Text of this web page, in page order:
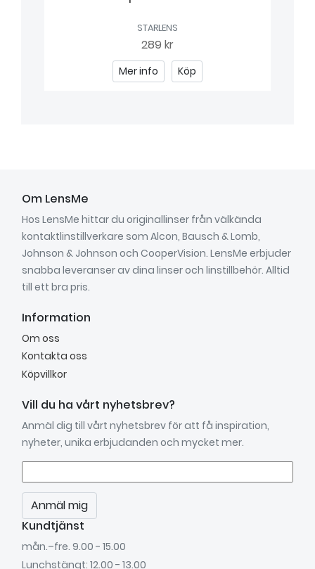
STARLENS
289 kr
Mer info Köp
Om LensMe
Hos LensMe hittar du originallinser från välkända
kontaktlinstillverkare som Alcon, Bausch & Lomb,
Johnson & Johnson och CooperVision. LensMe erbjuder
snabba leveranser av dina linser och linstillbehör. Alltid
till ett bra pris.
Information
Om oss
Kontakta oss
Köpvillkor
Vill du ha vårt nyhetsbrev?
Anmäl dig till vårt nyhetsbrev för att få inspiration,
nyheter, unika erbjudanden och mycket mer.
Anmäl mig
Kundtjänst
mån.–fre. 9.00 - 15.00
Lunchstängt: 12.00 - 13.00